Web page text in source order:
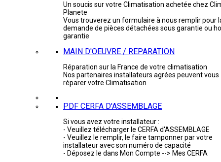
Un soucis sur votre Climatisation achetée chez
Planete
Vous trouverez un formulaire à nous remplir pour
demande de pièces détachées sous garantie ou
garantie
MAIN D'OEUVRE / REPARATION
Réparation sur la France de votre climatisation
Nos partenaires installateurs agrées peuvent vous
réparer votre Climatisation
PDF CERFA D'ASSEMBLAGE
Si vous avez votre installateur :
- Veuillez télécharger le CERFA d'ASSEMBLAGE
- Veuillez le remplir, le faire tamponner par votre
installateur avec son numéro de capacité
- Déposez le dans Mon Compte --> Mes CERFA